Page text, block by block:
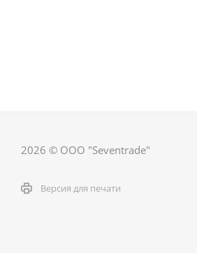
2026 © ООО "Seventrade"
Версия для печати